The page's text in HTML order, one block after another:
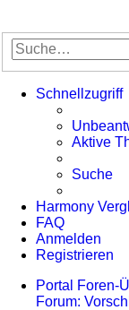
Schnellzugriff
Aktive
Suche
Harmony
FAQ
Anmelden
Registrieren
Portal
Foren-
Forum: